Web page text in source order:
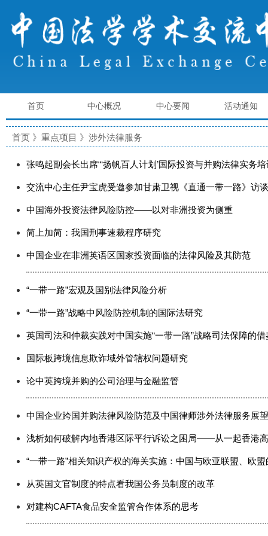
首页 中心概况 中心要闻 活动通知
首页 》重点项目 》涉外法律服务
张鸣起副会长出席“‘扬帆百人计划’国际投资与并购法律实务
交流中心主任尹宝虎受邀参加甘肃卫视《直通一带一路》访
中国海外投资法律风险防控——以对非洲投资为侧重
简上加简：我国刑事速裁程序研究
中国企业在非洲英语区国家投资面临的法律风险及其防范
“一带一路”宏观及国别法律风险分析
“一带一路”战略中风险防控机制的国际法研究
英国司法和仲裁实践对中国实施“一带一路”战略司法保障的
国际板跨境信息欺诈域外管辖权问题研究
论中英跨境并购的公司治理与金融监管
中国企业跨国并购法律风险防范及中国律师涉外法律服务展望
浅析如何破解内地香港区际平行诉讼之困局——从一起香港
“一带一路”相关知识产权的海关实施：中国与欧亚联盟、欧
从英国文官制度的特点看我国公务员制度的改革
对建构CAFTA食品安全监管合作体系的思考